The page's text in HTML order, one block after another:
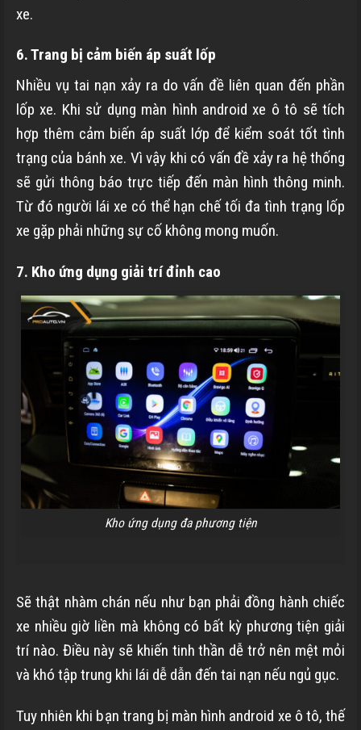
xe.
6. Trang bị cảm biến áp suất lốp
Nhiều vụ tai nạn xảy ra do vấn đề liên quan đến phần
lốp xe. Khi sử dụng màn hình android xe ô tô sẽ tích
hợp thêm cảm biến áp suất lớp để kiểm soát tốt tình
trạng của bánh xe. Vì vậy khi có vấn đề xảy ra hệ thống
sẽ gửi thông báo trực tiếp đến màn hình thông minh.
Từ đó người lái xe có thể hạn chế tối đa tình trạng lốp
xe gặp phải những sự cố không mong muốn.
7. Kho ứng dụng giải trí đỉnh cao
Kho ứng dụng đa phương tiện
Sẽ thật nhàm chán nếu như bạn phải đồng hành chiếc
xe nhiều giờ liền mà không có bất kỳ phương tiện giải
trí nào. Điều này sẽ khiến tinh thần dễ trở nên mệt mỏi
và khó tập trung khi lái dễ dẫn đến tai nạn nếu ngủ gục.
Tuy nhiên khi bạn trang bị màn hình android xe ô tô, thế